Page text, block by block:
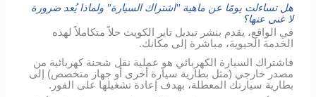
هل تساءلت يومًا عن ماهية "اشتراك السيارة" ولماذا يُعد ضرورة
لا غنى عنها؟
في الواقع، يقدم بنشر تبديل تاير الكويت حلاً متكاملاً لهذه
الخدمة الحيوية، مباشرة إلى مكانك.
فاشتراك السيارة الكهربائي هو عملية نقل شحنة كهربائية من
مصدر خارجي (مثل بطارية سيارة أخرى أو جهاز متخصص) إلى
بطارية سيارتك المعطلة، بهدف إعادة تشغيلها على الفور.